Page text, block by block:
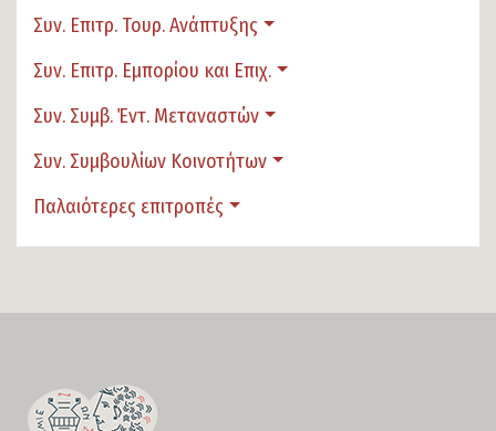
Συν. Επιτρ. Τουρ. Ανάπτυξης
Συν. Επιτρ. Εμπορίου και Επιχ.
Συν. Συμβ. Έντ. Μεταναστών
Συν. Συμβουλίων Κοινοτήτων
Παλαιότερες επιτροπές
FOOTER-
FIRST